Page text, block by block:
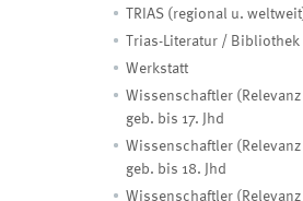
TRIAS (regional u.
Trias-Literatur / Bibliothek
Werkstatt
Wissenschaftler
geb. bis 17. Jhd
Wissenschaftler
geb. bis 18. Jhd
Wissenschaftler